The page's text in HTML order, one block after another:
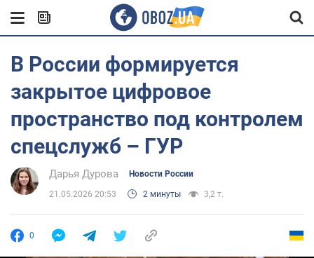
В России формируется
закрытое цифровое
пространство под контролем
спецслужб – ГУР
Дарья Дурова Новости России
21.05.2026 20:53 2 минуты 3,2 т.
0